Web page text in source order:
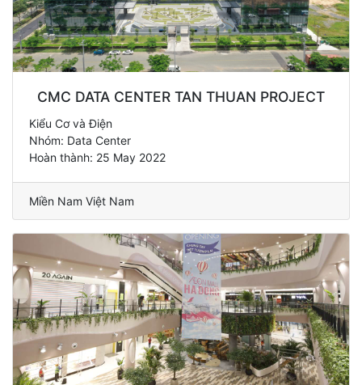
CMC DATA CENTER TAN THUAN PROJECT
Kiểu Cơ và Điện
Nhóm: Data Center
Hoàn thành: 25 May 2022
Miền Nam Việt Nam